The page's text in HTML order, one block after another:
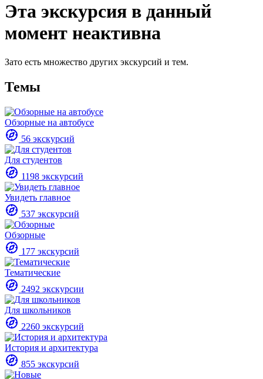
Эта экскурсия в данный
момент неактивна
Зато есть множество других экскурсий и тем.
Темы
Обзорные на автобусе
56 экскурсий
Для студентов
1198 экскурсий
Увидеть главное
537 экскурсий
Обзорные
177 экскурсий
Тематические
2492 экскурсии
Для школьников
2260 экскурсий
История и архитектура
855 экскурсий